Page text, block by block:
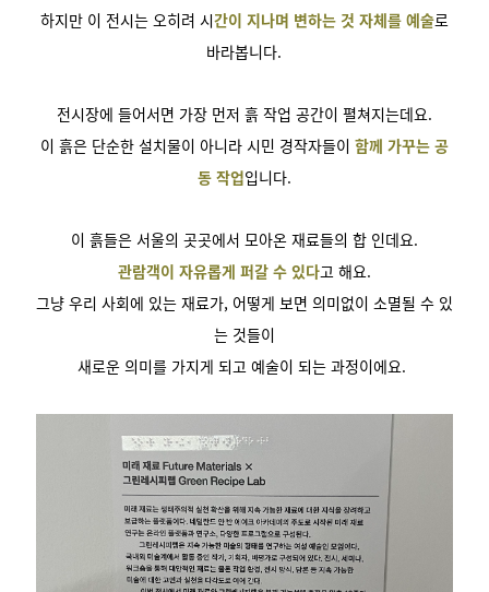
하지만 이 전시는 오히려 시간이 지나며 변하는 것 자체를 예술로
바라봅니다.
전시장에 들어서면 가장 먼저 흙 작업 공간이 펼쳐지는데요.
이 흙은 단순한 설치물이 아니라 시민 경작자들이 함께 가꾸는 공
동 작업입니다.
이 흙들은 서울의 곳곳에서 모아온 재료들의 합 인데요.
관람객이 자유롭게 퍼갈 수 있다고 해요.
그냥 우리 사회에 있는 재료가, 어떻게 보면 의미없이 소멸될 수 있
는 것들이
새로운 의미를 가지게 되고 예술이 되는 과정이에요.